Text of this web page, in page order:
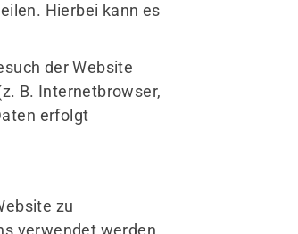
Hierbei kann es
der Website
B. Internetbrowser,
erfolgt
zu
verwendet werden.